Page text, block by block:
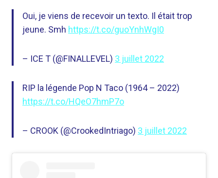
Oui, je viens de recevoir un texto. Il était trop
jeune. Smh https://t.co/guoYnhWgI0
– ICE T (@FINALLEVEL) 3 juillet 2022
RIP la légende Pop N Taco (1964 – 2022)
https://t.co/HQeO7hmP7o
– CROOK (@CrookedIntriago) 3 juillet 2022